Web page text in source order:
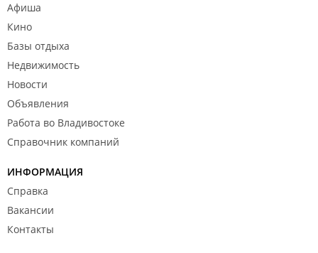
Афиша
Кино
Базы отдыха
Недвижимость
Новости
Объявления
Работа во Владивостоке
Справочник компаний
ИНФОРМАЦИЯ
Справка
Вакансии
Контакты